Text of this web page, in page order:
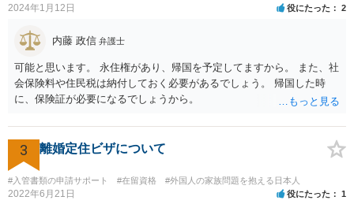
2024年1月12日 役にたった 2
内藤 政信 弁護士
可能と思います。 永住権があり、帰国を予定してますから。 また、社
会保険料や住民税は納付しておく必要があるでしょう。 帰国した時
に、保険証が必要になるでしょうから。
3 離婚定住ビザについて
#入管書類の申請サポート #在留資格 #外国人の家族問題を抱える日本人
2022年6月21日 役にたった 1